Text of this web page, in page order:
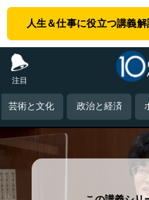
人生＆仕事に役立つ講義解
注目
芸術と文化 政治と経済